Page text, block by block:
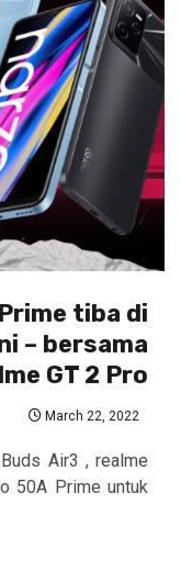
tiba di
– bersama
GT 2 Pro
March 22, 2022
Air3 , realme
50A Prime untuk